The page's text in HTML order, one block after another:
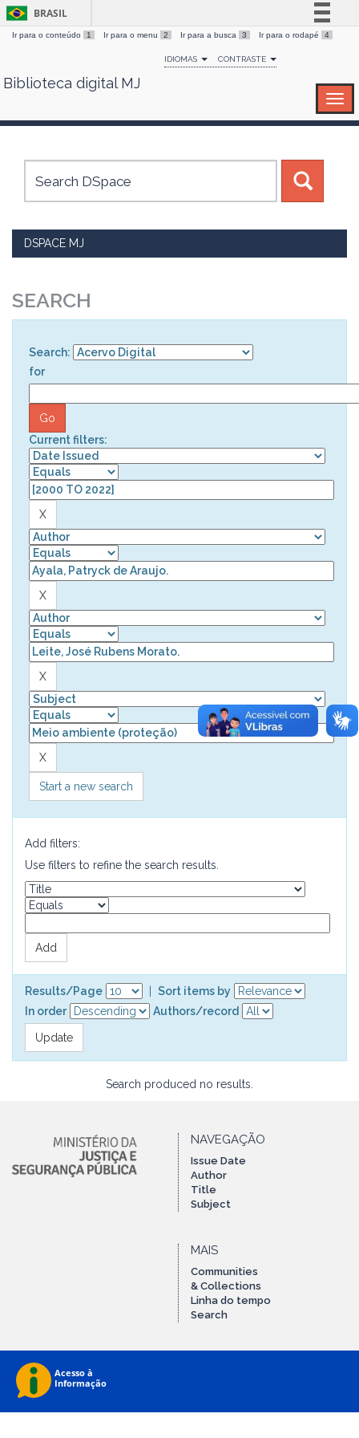
Skip
BRASIL
Simplifique!
Comunica BR
Canais
Ir para o conteúdo 1 Ir para o menu 2 Ir para a busca 3 Ir para o rodapé 4
IDIOMAS CONTRASTE
Biblioteca digital MJ
DSPACE MJ
SEARCH
Search:
for
Current filters:
Start a new search
Add filters:
Use filters to refine the search results.
Results/Page
Sort items by
In order
Authors/record
Search produced no results.
NAVEGAÇÃO
Issue Date
Author
Title
Subject
MAIS
Communities
& Collections
Linha do tempo
Search